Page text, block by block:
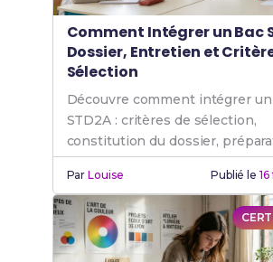
Comment Intégrer un Bac
Dossier, Entretien et
Sélection
Découvre comment intégrer
STD2A : critères de sélection,
constitution du dossier,
l'entretien et conseils pour
chances.
ParLouise Publié le